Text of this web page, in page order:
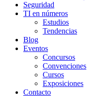
Seguridad
TI en números
Estudios
Tendencias
Blog
Eventos
Concursos
Convenciones
Cursos
Exposiciones
Contacto